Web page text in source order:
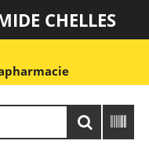
CHELLES